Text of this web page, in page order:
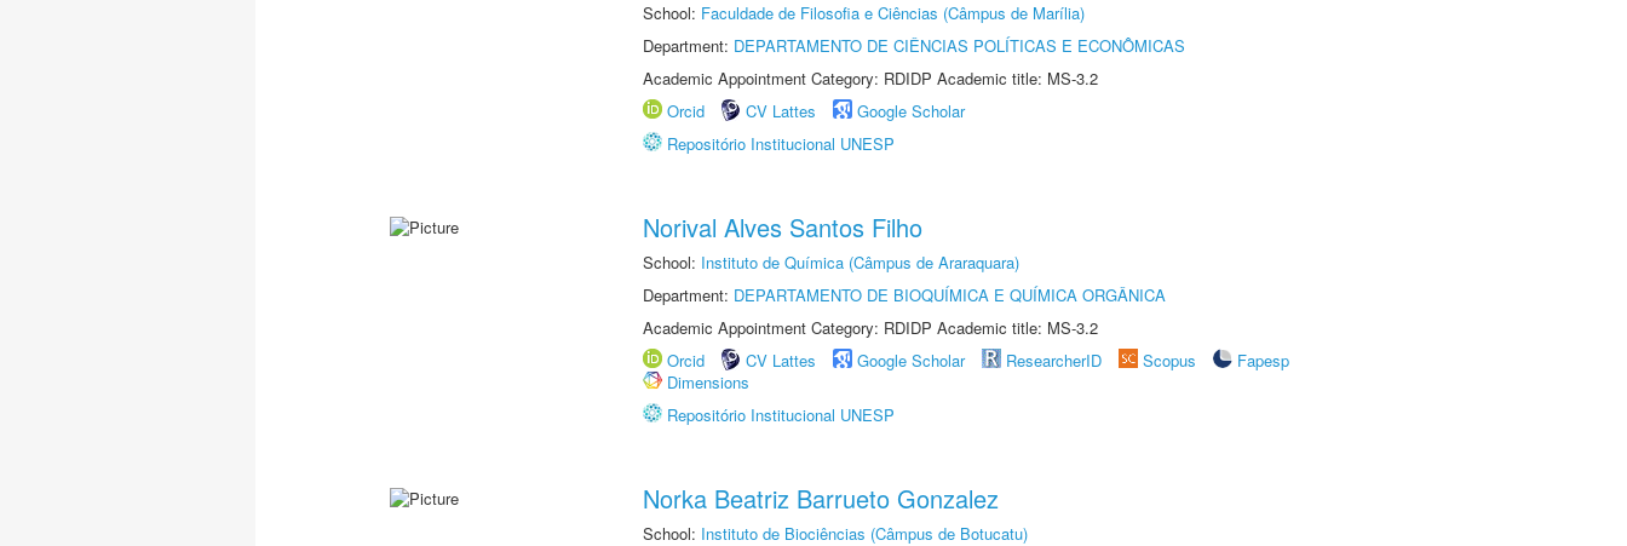
School: Faculdade de Filosofia e Ciências (Câmpus de Marília)
Department: DEPARTAMENTO DE CIÊNCIAS POLÍTICAS E ECONÔMICAS
Academic Appointment Category: RDIDP Academic title: MS-3.2
Orcid
CV Lattes
Google Scholar
Repositório Institucional UNESP
Norival Alves Santos Filho
School: Instituto de Química (Câmpus de Araraquara)
Department: DEPARTAMENTO DE BIOQUÍMICA E QUÍMICA ORGÂNICA
Academic Appointment Category: RDIDP Academic title: MS-3.2
Orcid
CV Lattes Google Scholar ResearcherID Scopus
Fapesp
Dimensions
Repositório Institucional UNESP
Norka Beatriz Barrueto Gonzalez
School: Instituto de Biociências (Câmpus de Botucatu)